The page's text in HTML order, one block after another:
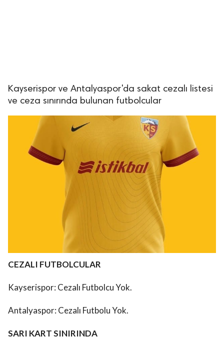
Kayserispor ve Antalyaspor'da sakat cezalı listesi
ve ceza sınırında bulunan futbolcular
CEZALI FUTBOLCULAR
Kayserispor: Cezalı Futbolcu Yok.
Antalyaspor: Cezalı Futbolu Yok.
SARI KART SINIRINDA